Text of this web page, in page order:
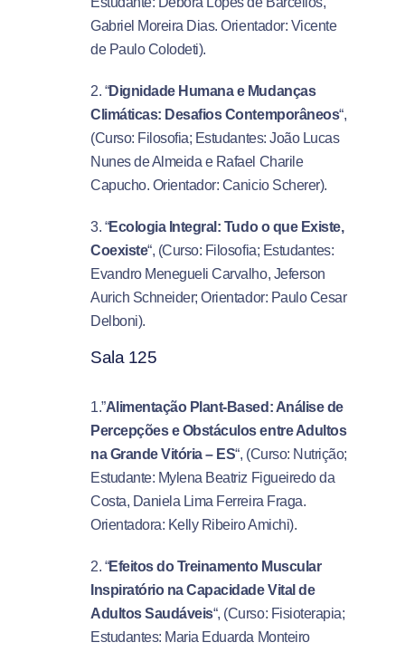
Gabriel Moreira Dias. Orientador: Vicente
de Paulo Colodeti).
2. “Dignidade Humana e Mudanças
Climáticas: Desafios Contemporâneos“,
(Curso: Filosofia; Estudantes: João Lucas
Nunes de Almeida e Rafael Charile
Capucho. Orientador: Canicio Scherer).
3. “Ecologia Integral: Tudo o que Existe,
Coexiste“, (Curso: Filosofia; Estudantes:
Evandro Menegueli Carvalho, Jeferson
Aurich Schneider; Orientador: Paulo Cesar
Delboni).
Sala 125
1.”Alimentação Plant-Based: Análise de
Percepções e Obstáculos entre Adultos
na Grande Vitória – ES“, (Curso: Nutrição;
Estudante: Mylena Beatriz Figueiredo da
Costa, Daniela Lima Ferreira Fraga.
Orientadora: Kelly Ribeiro Amichi).
2. “Efeitos do Treinamento Muscular
Inspiratório na Capacidade Vital de
Adultos Saudáveis“, (Curso: Fisioterapia;
Estudantes: Maria Eduarda Monteiro